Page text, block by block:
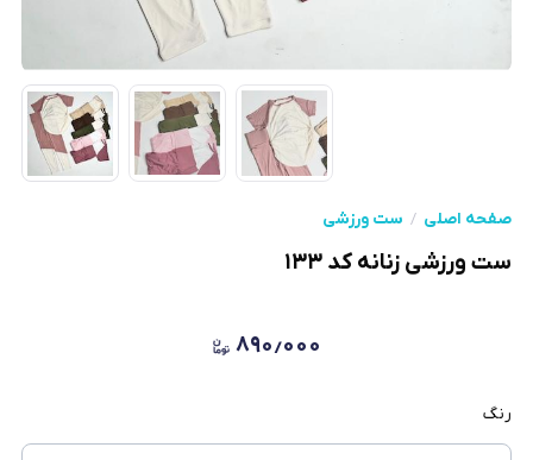
صفحه اصلی ست ورزشی
ست ورزشی زنانه کد ۱۳۳
۸۹۰٫۰۰۰
رنگ